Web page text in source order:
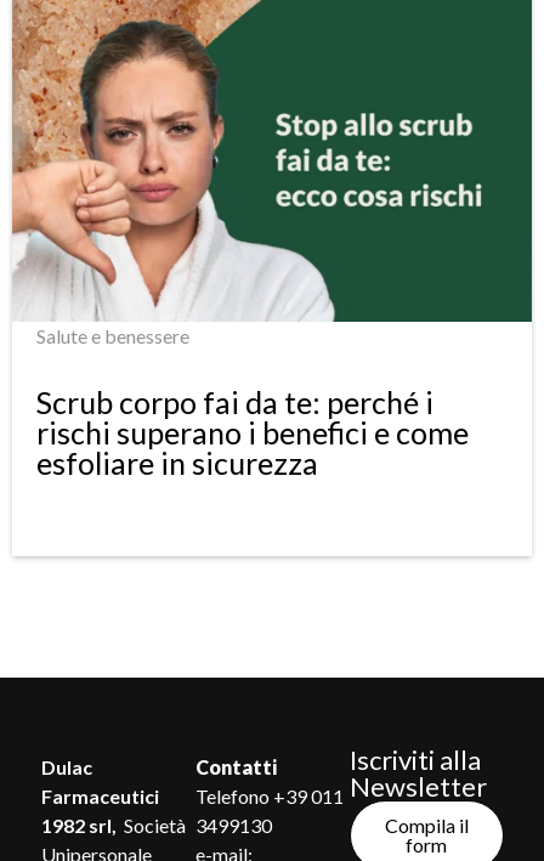
Salute e benessere
Scrub corpo fai da te: perché i
rischi superano i benefici e come
esfoliare in sicurezza
Dulac
Farmaceutici
1982 srl, Società
Unipersonale
Contatti
Telefono +39 011
3499130
e-mail:
Iscriviti alla
Newsletter
Compila il
form